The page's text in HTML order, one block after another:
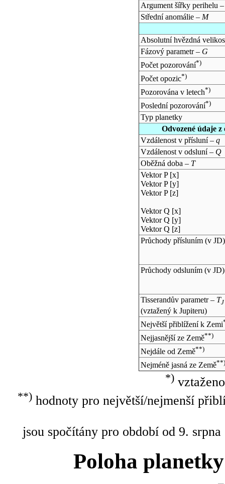
Argument šířky perihelu
Střední anomálie – M
Absolutní hvězdná
Fázový parametr – G
Počet pozorování*)
Počet opozic*)
Pozorována v letech*)
Poslední pozorování*)
Typ planetky
Odvozené údaje
Vzdálenost v přísluní – q
Vzdálenost v odsluní – Q
Oběžná doba – T
Vektor P [x]
Vektor P [y]
Vektor P [z]
Vektor Q [x]
Vektor Q [y]
Vektor Q [z]
Průchody přísluním (v JD)
Průchody odsluním (v JD)
Tisserandův parametr – TJ
(vztažený k Jupiteru)
Největší přiblížení k Zemi
Nejjasnější ze Země**)
Nejdále od Země**)
Nejméně jasná ze Země**)
*)
**)hodnoty pro největší/nejmenší
jsou spočítány pro období od 9.
Poloha